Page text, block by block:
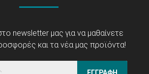
newsletter μας για να μαθαίνετε
και τα νέα μας προϊόντα!
ΕΓΓΡΑΦΗ